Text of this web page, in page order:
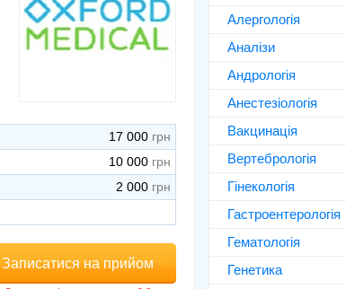
17 000
10 000
2 000
Записатися на прийом
Алергологія
Аналізи
Андрологія
Анестезіологія
Вакцинація
Вертебрологія
Гінекологія
Гастроентерологія
Гематологія
Генетика